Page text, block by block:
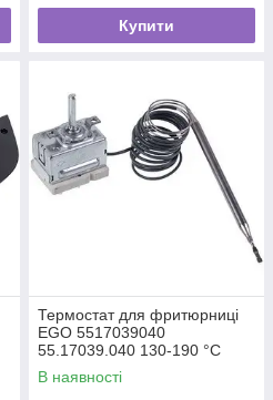
Купити
Термостат для фритюрниці
EGO 5517039040
55.17039.040 130-190 °C
В наявності